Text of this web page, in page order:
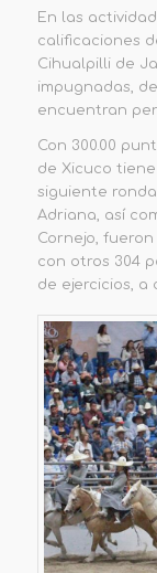
En las
calificaciones
Cihualpilli de
impugnadas,
encuentran
Con 300.00
de Xicuco
siguiente
Adriana, así
Cornejo,
con otros 304
de ejercicios, a